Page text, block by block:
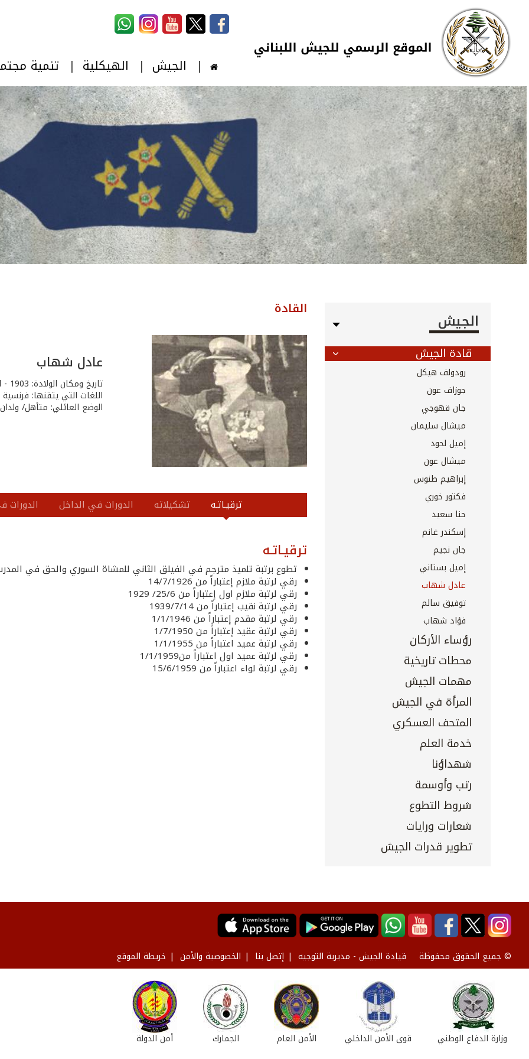
تجاوز إلى المحتوى الرئيسي
Skip to navigation
الجيش الهيكلية تنمية
الجيش
قادة الجيش
رودولف هيكل
جوزاف عون
جان قهوجي
ميشال سليمان
إميل لحود
ميشال عون
إبراهيم طنوس
فكتور خوري
حنا سعيد
إسكندر غانم
جان نجيم
إميل بستاني
عادل شهاب
توفيق سالم
فؤاد شهاب
رؤساء الأركان
محطات تاريخية
مهمات الجيش
المرأة في الجيش
المتحف العسكري
خدمة العلم
شهداؤنا
رتب وأوسمة
شروط التطوع
شعارات ورايات
تطوير قدرات الجيش
القادة
عادل شهاب
تاريخ ومكان الولادة: 1903 - الحدث - قضاء بعبدا
اللغات التي يتقنها: فرنسية
الوضع العائلي: متأهل/ ولدان
ترقيـاتـه تشكيلاته الدورات في الداخل الدورات
ترقيـاتـه
تطوع برتبة تلميذ مترجم في الفيلق الثاني للمشاة السوري والحق في المدرسة
رقي لرتبة ملازم إعتباراً من 14/7/1926
رقي لرتبة ملازم اول إعتباراً من 25/6/ 1929
رقي لرتبة نقيب إعتباراً من 1939/7/14
رقي لرتبة مقدم إعتباراً من 1/1/1946
رقي لرتبة عقيد إعتباراً من 1/7/1950
رقي لرتبة عميد اعتباراً من 1/1/1955
رقي لرتبة عميد اول اعتباراً من1/1/1959
رقي لرتبة لواء اعتباراً من 15/6/1959
© جميع الحقوق محفوظة قيادة الجيش - مديرية التوجيه إتصل بنا الخصوصية والأمن خريطة الموقع
أمن الدولة الجمارك الأمن العام قوى الأمن الداخلي وزارة الدفاع الوطني